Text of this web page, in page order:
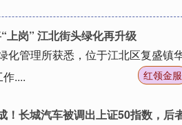
上岗” 江北街头绿化再升级
化管理所获悉，位于江北区复盛镇
....
红领金服
调出上证50指数，后者将仅剩赛力斯一只汽车